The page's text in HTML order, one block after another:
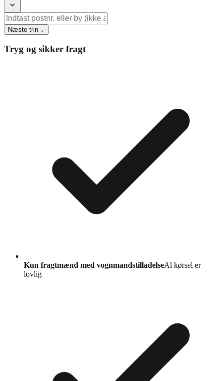
Næste trin→
Tryg og sikker fragt
Kun fragtmænd med vognmandstilladelseAl kørsel er
lovlig